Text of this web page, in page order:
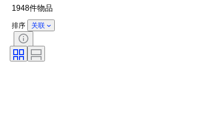
状态
证明
颜色
物品尺寸
原创作品／复制品
1948件物品
排序 关联